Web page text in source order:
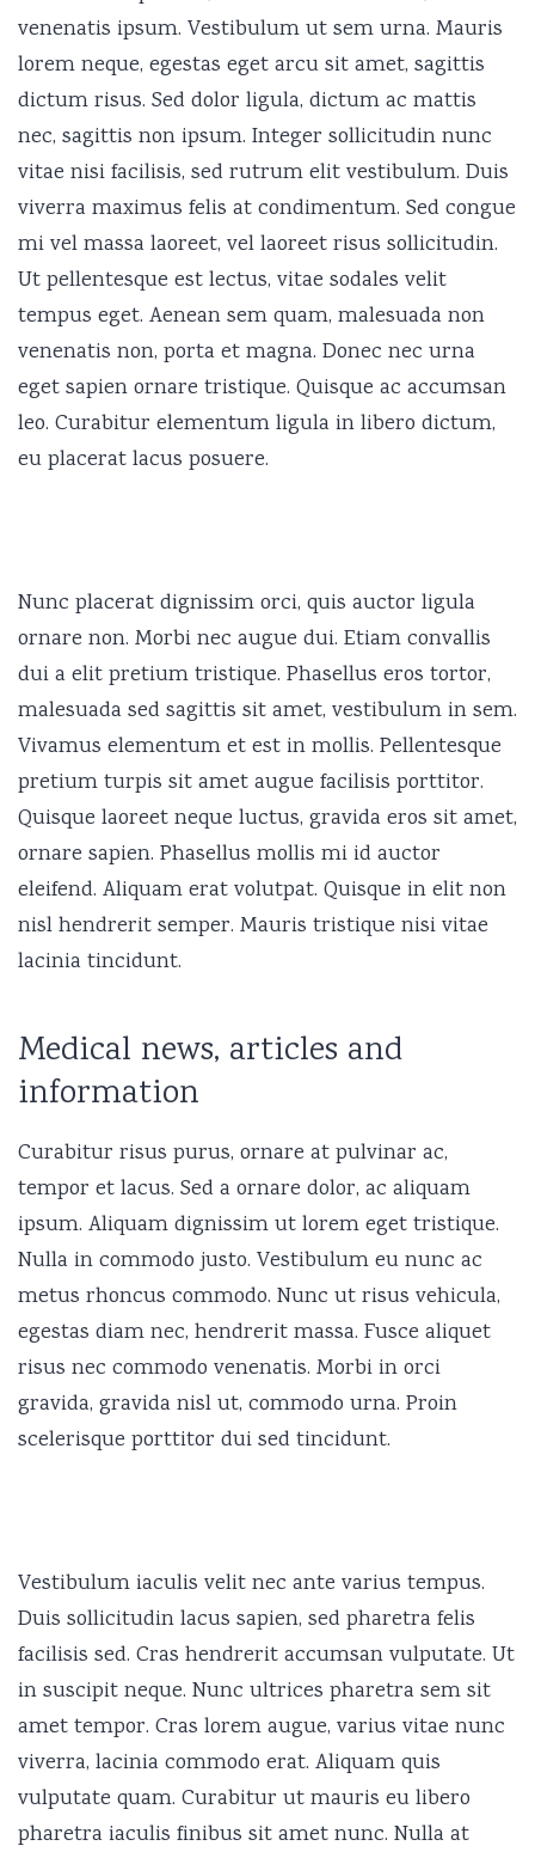
venenatis ipsum. Vestibulum ut sem urna. Mauris
lorem neque, egestas eget arcu sit amet, sagittis
dictum risus. Sed dolor ligula, dictum ac mattis
nec, sagittis non ipsum. Integer sollicitudin nunc
vitae nisi facilisis, sed rutrum elit vestibulum. Duis
viverra maximus felis at condimentum. Sed congue
mi vel massa laoreet, vel laoreet risus sollicitudin.
Ut pellentesque est lectus, vitae sodales velit
tempus eget. Aenean sem quam, malesuada non
venenatis non, porta et magna. Donec nec urna
eget sapien ornare tristique. Quisque ac accumsan
leo. Curabitur elementum ligula in libero dictum,
eu placerat lacus posuere.
Nunc placerat dignissim orci, quis auctor ligula
ornare non. Morbi nec augue dui. Etiam convallis
dui a elit pretium tristique. Phasellus eros tortor,
malesuada sed sagittis sit amet, vestibulum in sem.
Vivamus elementum et est in mollis. Pellentesque
pretium turpis sit amet augue facilisis porttitor.
Quisque laoreet neque luctus, gravida eros sit amet,
ornare sapien. Phasellus mollis mi id auctor
eleifend. Aliquam erat volutpat. Quisque in elit non
nisl hendrerit semper. Mauris tristique nisi vitae
lacinia tincidunt.
Medical news, articles and
information
Curabitur risus purus, ornare at pulvinar ac,
tempor et lacus. Sed a ornare dolor, ac aliquam
ipsum. Aliquam dignissim ut lorem eget tristique.
Nulla in commodo justo. Vestibulum eu nunc ac
metus rhoncus commodo. Nunc ut risus vehicula,
egestas diam nec, hendrerit massa. Fusce aliquet
risus nec commodo venenatis. Morbi in orci
gravida, gravida nisl ut, commodo urna. Proin
scelerisque porttitor dui sed tincidunt.
Vestibulum iaculis velit nec ante varius tempus.
Duis sollicitudin lacus sapien, sed pharetra felis
facilisis sed. Cras hendrerit accumsan vulputate. Ut
in suscipit neque. Nunc ultrices pharetra sem sit
amet tempor. Cras lorem augue, varius vitae nunc
viverra, lacinia commodo erat. Aliquam quis
vulputate quam. Curabitur ut mauris eu libero
pharetra iaculis finibus sit amet nunc. Nulla at